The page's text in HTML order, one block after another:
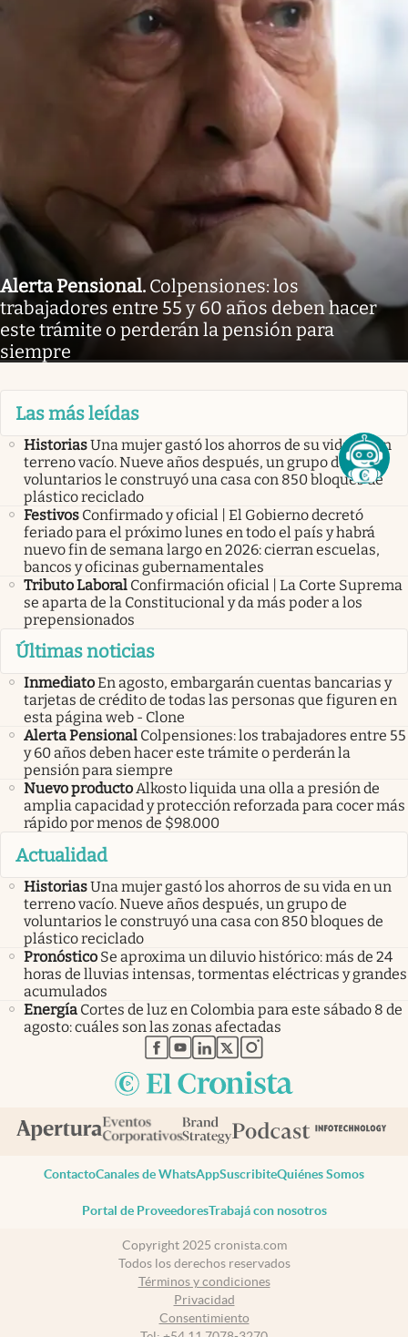
Alerta Pensional. Colpensiones: los
trabajadores entre 55 y 60 años deben hacer
este trámite o perderán la pensión para
siempre
Las más leídas
HistoriasUna mujer gastó los ahorros de su vida en un
terreno vacío. Nueve años después, un grupo de
voluntarios le construyó una casa con 850 bloques de
plástico reciclado
Festivos Confirmado y oficial | El Gobierno decretó
feriado para el próximo lunes en todo el país y habrá
nuevo fin de semana largo en 2026: cierran escuelas,
bancos y oficinas gubernamentales
Tributo Laboral Confirmación oficial | La Corte Suprema
se aparta de la Constitucional y da más poder a los
prepensionados
Últimas noticias
InmediatoEn agosto, embargarán cuentas bancarias y
tarjetas de crédito de todas las personas que figuren en
esta página web - Clone
Alerta Pensional Colpensiones: los trabajadores entre 55
y 60 años deben hacer este trámite o perderán la
pensión para siempre
Nuevo productoAlkosto liquida una olla a presión de
amplia capacidad y protección reforzada para cocer más
rápido por menos de $98.000
Actualidad
HistoriasUna mujer gastó los ahorros de su vida en un
terreno vacío. Nueve años después, un grupo de
voluntarios le construyó una casa con 850 bloques de
plástico reciclado
Pronóstico Se aproxima un diluvio histórico: más de 24
horas de lluvias intensas, tormentas eléctricas y grandes
acumulados
Energía Cortes de luz en Colombia para este sábado 8 de
agosto: cuáles son las zonas afectadas
abre en nueva pestaña
abre en nueva pestaña
abre en nueva pestaña
abre en nueva pestaña
abre en nueva pestaña
ContactoCanales de WhatsAppSuscribiteQuiénes Somos
Portal de ProveedoresTrabajá con nosotros
Copyright 2025 cronista.com
Todos los derechos reservados
Términos y condiciones
Privacidad
Consentimiento